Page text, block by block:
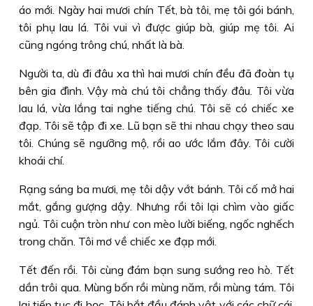
áo mới. Ngày hai mươi chín Tết, bà tôi, mẹ tôi gói bánh,
tôi phụ lau lá. Tôi vui vì được giúp bà, giúp mẹ tôi. Ai
cũng ngóng trông chú, nhất là bà.
Người ta, dù đi đâu xa thì hai mươi chín đều đã đoàn tụ
bên gia đình. Vậy mà chú tôi chẳng thấy đâu. Tôi vừa
lau lá, vừa lắng tai nghe tiếng chú. Tôi sẽ có chiếc xe
đạp. Tôi sẽ tập đi xe. Lũ bạn sẽ thi nhau chạy theo sau
tôi. Chúng sẽ ngưỡng mộ, rồi ao ước lắm đây. Tôi cười
khoái chí.
Rạng sáng ba mươi, mẹ tôi dậy vớt bánh. Tôi cố mở hai
mắt, gắng gượng dậy. Nhưng rồi tôi lại chìm vào giấc
ngủ. Tôi cuộn tròn như con mèo lười biếng, ngốc nghếch
trong chăn. Tôi mơ về chiếc xe đạp mới.
Tết đến rồi. Tôi cùng đám bạn sung sướng reo hò. Tết
dần trôi qua. Mùng bốn rồi mùng năm, rồi mùng tám. Tôi